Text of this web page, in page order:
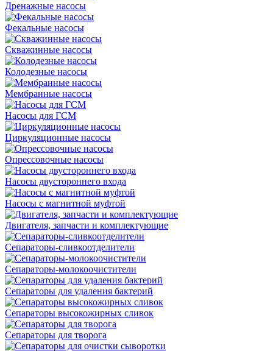
Дренажные насосы
Фекальные насосы
Скважинные насосы
Колодезные насосы
Мембранные насосы
Насосы для ГСМ
Циркуляционные насосы
Опрессовочные насосы
Насосы двустороннего входа
Насосы с магнитной муфтой
Двигателя, запчасти и комплектующие
Сепараторы-сливкоотделители
Сепараторы-молокоочистители
Сепараторы для удаления бактерий
Сепараторы высокожирных сливок
Сепараторы для творога